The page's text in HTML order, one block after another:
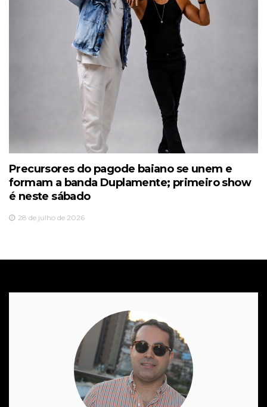
Precursores do pagode baiano se unem e
formam a banda Duplamente; primeiro show
é neste sábado
28 de julho de 2026